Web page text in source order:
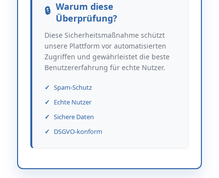
Warum diese
Überprüfung?
Diese Sicherheitsmaßnahme schützt
unsere Plattform vor automatisierten
Zugriffen und gewährleistet die beste
Benutzererfahrung für echte Nutzer.
Spam-Schutz
Echte Nutzer
Sichere Daten
DSGVO-konform